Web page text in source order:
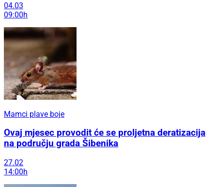
04.03
09:00h
Mamci plave boje
Ovaj mjesec provodit će se proljetna deratizacija
na području grada Šibenika
27.02
14:00h